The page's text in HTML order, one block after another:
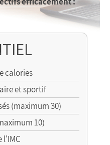
calories
et sportif
(maximum 30)
10)
l'IMC